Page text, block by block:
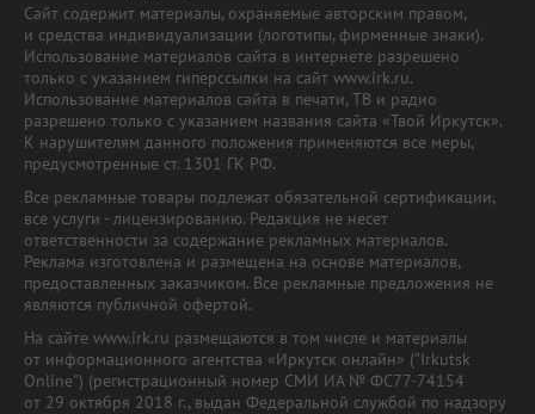
Сайт содержит материалы, охраняемые авторским правом,
и средства индивидуализации (логотипы, фирменные знаки).
Использование материалов сайта в интернете разрешено
только с указанием гиперссылки на сайт www.irk.ru.
Использование материалов сайта в печати, ТВ и радио
разрешено только с указанием названия сайта «Твой Иркутск».
К нарушителям данного положения применяются все меры,
предусмотренные ст. 1301 ГК РФ.
Все рекламные товары подлежат обязательной сертификации,
все услуги - лицензированию. Редакция не несет
ответственности за содержание рекламных материалов.
Реклама изготовлена и размещена на основе материалов,
предоставленных заказчиком. Все рекламные предложения не
являются публичной офертой.
На сайте www.irk.ru размещаются в том числе и материалы
от информационного агентства «Иркутск онлайн» ("Irkutsk
Online") (регистрационный номер СМИ ИА № ФС77-74154
от 29 октября 2018 г., выдан Федеральной службой по надзору